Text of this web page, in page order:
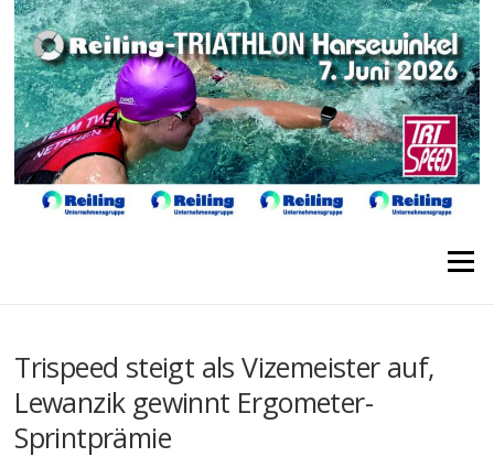
Direkt
zum
Inhalt
Menü
Trispeed steigt als Vizemeister auf,
Lewanzik gewinnt Ergometer-
Sprintprämie